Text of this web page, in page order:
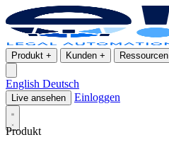
Produkt + Kunden + Ressourcen
English Deutsch
Live ansehen Einloggen
Produkt